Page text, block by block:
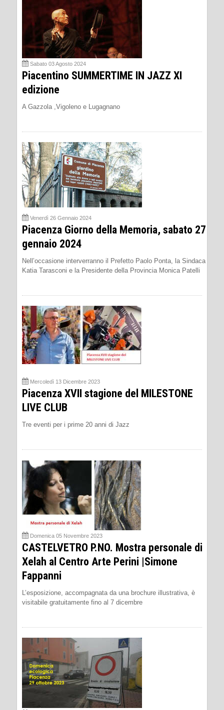
Sabato 03 Agosto 2024
Piacentino SUMMERTIME IN JAZZ XI
edizione
A Gazzola ,Vigoleno e Lugagnano
Venerdì 26 Gennaio 2024
Piacenza Giorno della Memoria, sabato 27
gennaio 2024
Nell’occasione interverranno il Prefetto Paolo Ponta, la Sindaca
Katia Tarasconi e la Presidente della Provincia Monica Patelli
Mercoledì 13 Dicembre 2023
Piacenza XVII stagione del MILESTONE
LIVE CLUB
Tre eventi per i prime 20 anni di Jazz
Domenica 05 Novembre 2023
CASTELVETRO P.NO. Mostra personale di
Xelah al Centro Arte Perini |Simone
Fappanni
L’esposizione, accompagnata da una brochure illustrativa, è
visitabile gratuitamente fino al 7 dicembre